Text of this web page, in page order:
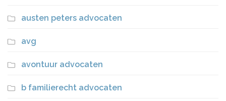
austen peters advocaten
avg
avontuur advocaten
b familierecht advocaten